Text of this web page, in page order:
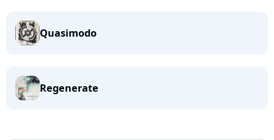
Quasimodo
Regenerate